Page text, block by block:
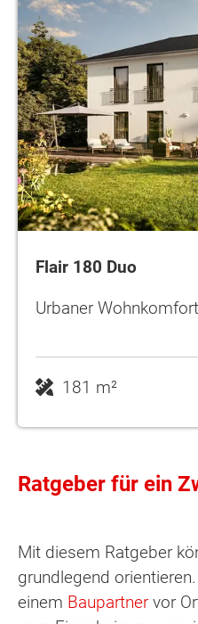
Flair 180 Duo
Urbaner
181 m²
Ratgeber für ein
Mit diesem Ratgeber
grundlegend
einem Baupartner vor